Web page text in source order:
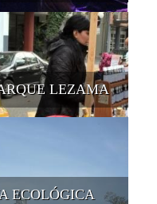
LEZAMA
ECOLÓGICA